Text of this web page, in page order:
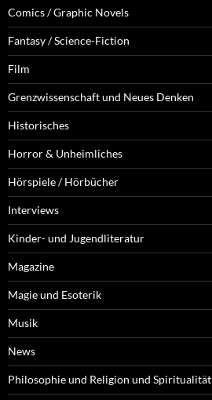
Comics / Graphic Novels
Fantasy / Science-Fiction
Film
Grenzwissenschaft und Neues Denken
Historisches
Horror & Unheimliches
Hörspiele / Hörbücher
Interviews
Kinder- und Jugendliteratur
Magazine
Magie und Esoterik
Musik
News
Philosophie und Religion und Spiritualität